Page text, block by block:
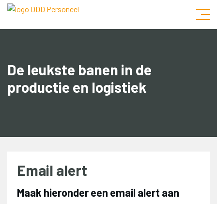
De leukste banen in de
productie en logistiek
Email alert
Maak hieronder een email alert aan